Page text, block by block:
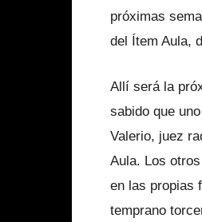
próximas
del Ítem Aula,
Allí será la
sabido que
Valerio, juez
Aula. Los
en las propias
temprano